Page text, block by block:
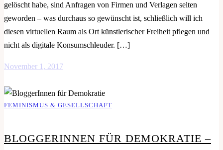
gelöscht habe, sind Anfragen von Firmen und Verlagen selten
geworden – was durchaus so gewünscht ist, schließlich will ich
diesen virtuellen Raum als Ort künstlerischer Freiheit pflegen und
nicht als digitale Konsumschleuder. […]
November 1, 2017
FEMINISMUS & GESELLSCHAFT
BLOGGERINNEN FÜR DEMOKRATIE –